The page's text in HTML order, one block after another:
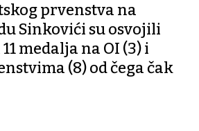
prvenstva na
Sinkovići su osvojili
medalja na OI (3) i
(8) od čega čak